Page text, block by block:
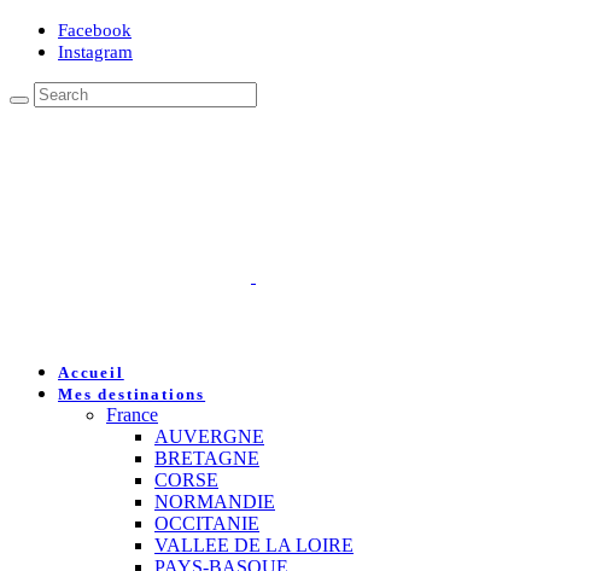
Facebook
Instagram
Accueil
Mes destinations
France
AUVERGNE
BRETAGNE
CORSE
NORMANDIE
OCCITANIE
VALLEE DE LA LOIRE
PAYS-BASQUE